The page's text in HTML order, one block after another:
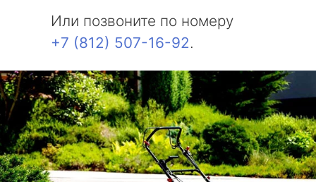
Или позвоните по номеру
+7 (812) 507-16-92.